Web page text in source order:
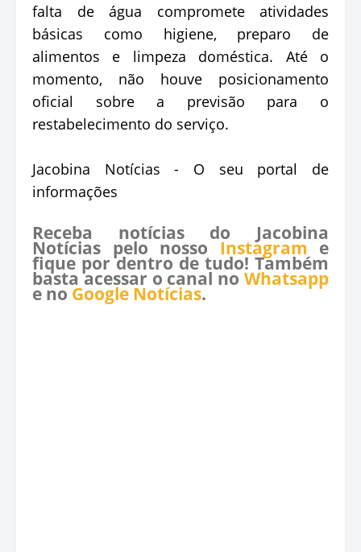
falta de água compromete atividades
básicas como higiene, preparo de
alimentos e limpeza doméstica. Até o
momento, não houve posicionamento
oficial sobre a previsão para o
restabelecimento do serviço.
Jacobina Notícias - O seu portal de
informações
Receba notícias do Jacobina
Notícias pelo nosso Instagram e
fique por dentro de tudo! Também
basta acessar o canal no Whatsapp
e no Google Notícias.